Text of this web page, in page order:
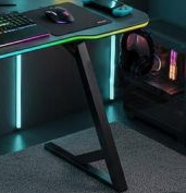
Información de las
Cookies analíticas
Estas cookies nos
de nuestro sitio
navegan por el sitio